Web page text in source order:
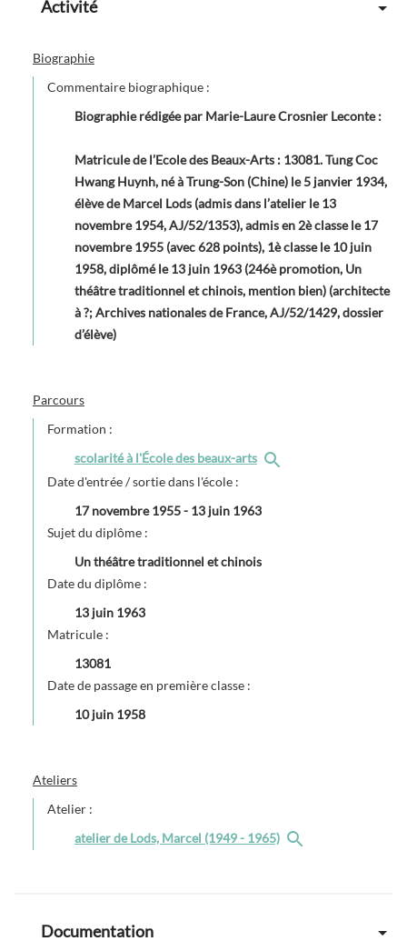
Activité
Biographie
Commentaire biographique :
Biographie rédigée par Marie-Laure Crosnier Leconte:
Matricule de l’Ecole des Beaux-Arts : 13081. Tung Coc
Hwang Huynh, né à Trung-Son (Chine) le 5 janvier 1934,
élève de Marcel Lods (admis dans l’atelier le 13
novembre 1954, AJ/52/1353), admis en 2è classe le 17
novembre 1955 (avec 628 points), 1è classe le 10 juin
1958, diplômé le 13 juin 1963 (246è promotion, Un
théâtre traditionnel et chinois, mention bien) (architecte
à ?; Archives nationales de France, AJ/52/1429, dossier
d’élève)
Parcours
Formation :
scolarité à l'École des beaux-arts
Date d'entrée / sortie dans l'école :
17 novembre 1955- 13 juin 1963
Sujet du diplôme :
Un théâtre traditionnel et chinois
Date du diplôme :
13 juin 1963
Matricule :
13081
Date de passage en première classe :
10 juin 1958
Ateliers
Atelier :
atelier de Lods, Marcel (1949 - 1965)
Documentation